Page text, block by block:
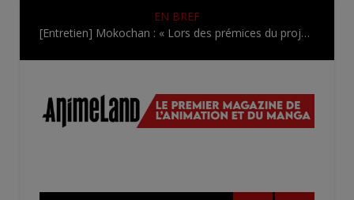
EN BREF
[Entretien] Mokochan : « Lors des prémices du projet, il était déjà demandé de suivre au mieux le manga originel.»